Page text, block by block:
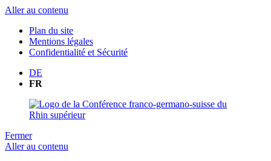
Aller au contenu
Plan du site
Mentions légales
Confidentialité et Sécurité
DE
FR
Fermer
Aller au contenu